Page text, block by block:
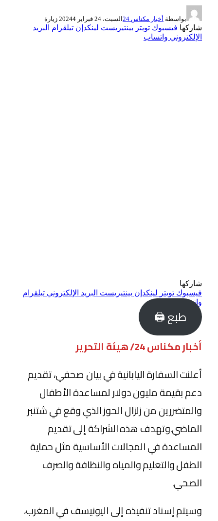
بواسطة أخبار مكناس 24 السبت، 24 فبراير 2024 4 زيارة
شاركها فيسبوك تويتر بينتيريست لينكدإن تيلقرام البريد
الإلكتروني واتساب
شاركها
فيسبوك تويتر لينكدإن بينتيريست البريد الإلكتروني تيلقرام
واتساب
طبع 🖨
أخبار مكناس 24/ هيئة التحرير
أعلنت السفارة اليابانية في بيان صحفي، تقديم
دعم بقيمة مليون دولار لمساعدة الأطفال
والمتضررين من زلزال الحوز الذي وقع في شتنبر
الماضي.وتهدف هذه الشراكة إلى تقديم
المساعدة في المجالات الأساسية مثل حماية
الطفل والتعليم والمياه والنظافة والصرف
الصحي.
وسيتم إسناد تنفيذه إلى اليونيسف في المغرب،